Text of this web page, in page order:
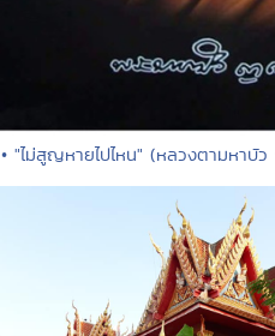
• "ไม่สูญหายไปไหน" (หลวงตามหา